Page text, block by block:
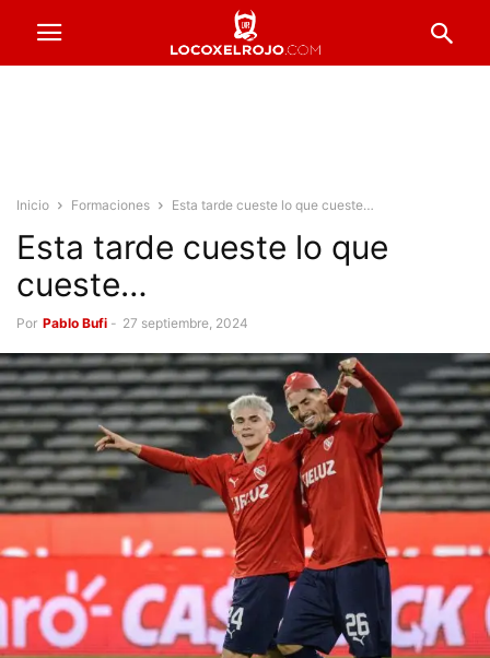
Inicio Formaciones Esta tarde cueste lo que cueste…
Esta tarde cueste lo que
cueste…
Por Pablo Bufi - 27 septiembre, 2024